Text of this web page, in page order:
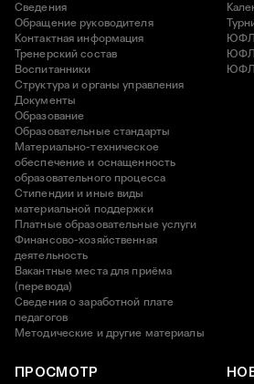
Сведения
Обращение руководителя
Контактная информация
Тренерский состав
Воспитанники
Структура и органы управления
Документы
Образование
Образовательные стандарты
Материально-техническое
обеспечение и оснащенность
образовательного процесса
Стипендии и иные виды
материальной поддержки
Платные образовательные услуги
Финансово-хозяйственная
деятельность
Вакантные места для приёма
(перевода)
Сведения о заработной плате
педагогов
Методические и другие материалы
ПРОСМОТР